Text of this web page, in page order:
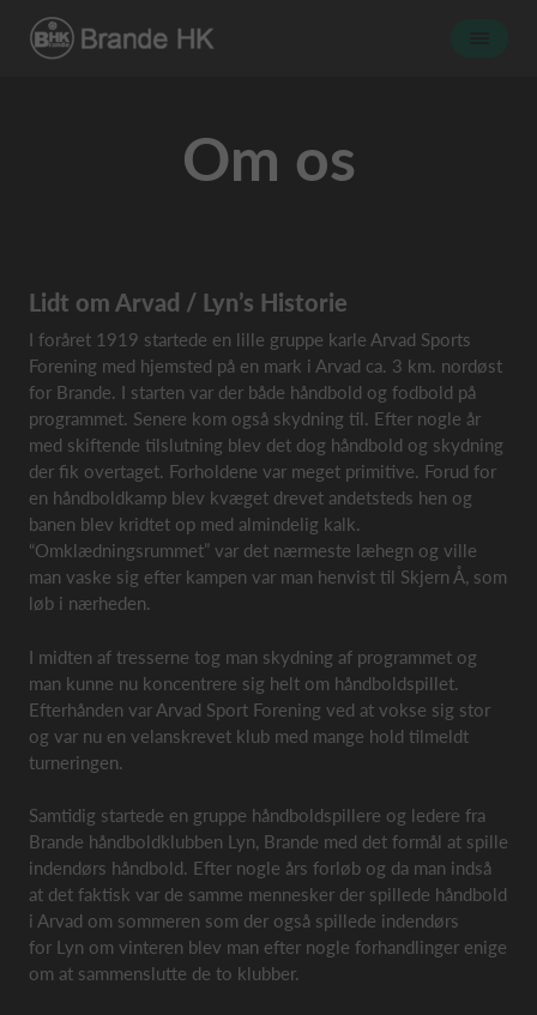
Om os
Lidt om Arvad / Lyn’s Historie
I foråret 1919 startede en lille gruppe karle Arvad Sports
Forening med hjemsted på en mark i Arvad ca. 3 km. nordøst
for Brande. I starten var der både håndbold og fodbold på
programmet. Senere kom også skydning til. Efter nogle år
med skiftende tilslutning blev det dog håndbold og skydning
der fik overtaget. Forholdene var meget primitive. Forud for
en håndboldkamp blev kvæget drevet andetsteds hen og
banen blev kridtet op med almindelig kalk.
“Omklædningsrummet” var det nærmeste læhegn og ville
man vaske sig efter kampen var man henvist til Skjern Å, som
løb i nærheden.
I midten af tresserne tog man skydning af programmet og
man kunne nu koncentrere sig helt om håndboldspillet.
Efterhånden var Arvad Sport Forening ved at vokse sig stor
og var nu en velanskrevet klub med mange hold tilmeldt
turneringen.
Samtidig startede en gruppe håndboldspillere og ledere fra
Brande håndboldklubben Lyn, Brande med det formål at spille
indendørs håndbold. Efter nogle års forløb og da man indså
at det faktisk var de samme mennesker der spillede håndbold
i Arvad om sommeren som der også spillede indendørs
for Lyn om vinteren blev man efter nogle forhandlinger enige
om at sammenslutte de to klubber.